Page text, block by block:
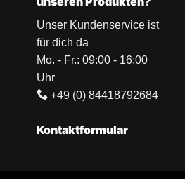
Unser Kundenservice ist
für dich da
Mo. - Fr.: 09:00 - 16:00
Uhr
+49 (0) 84418792684
Kontaktformular